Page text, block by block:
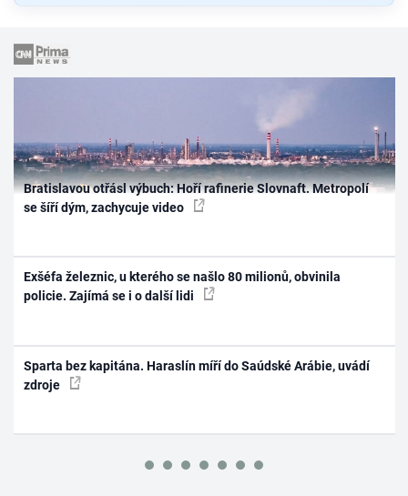
Bratislavou otřásl výbuch: Hoří rafinerie Slovnaft. Metropolí
se šíří dým, zachycuje video
Exšéfa železnic, u kterého se našlo 80 milionů, obvinila
policie. Zajímá se i o další lidi
Sparta bez kapitána. Haraslín míří do Saúdské Arábie, uvádí
zdroje